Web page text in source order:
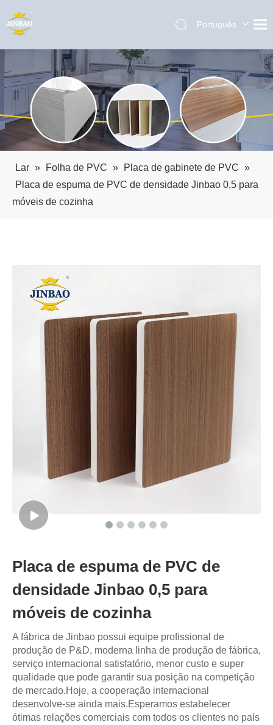
Português
Pусский
Español
Lar » Folha de PVC » Placa de gabinete de PVC »
Placa de espuma de PVC de densidade Jinbao 0,5 para
móveis de cozinha
Placa de espuma de PVC de
densidade Jinbao 0,5 para
móveis de cozinha
A fábrica de Jinbao possui equipe profissional de
produção de P&D, moderna linha de produção de fábrica,
serviço internacional satisfatório, menor custo e super
qualidade que pode garantir sua posição na competição
de mercado.Hoje, a cooperação internacional
desenvolve-se ainda mais.Esperamos estabelecer
ótimas relações comerciais com todos os clientes no país